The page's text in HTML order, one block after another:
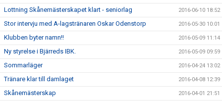
Lottning Skånemästerskapet klart - seniorlag 2016-06-10 18:52
Stor intervju med A-lagstränaren Oskar Odenstorp 2016-05-30 10:01
Klubben byter namn!! 2016-05-09 11:14
Ny styrelse i Bjärreds IBK. 2016-05-09 09:59
Sommarläger 2016-04-24 13:02
Tränare klar till damlaget 2016-04-08 12:39
Skånemästerskap 2016-04-01 21:51